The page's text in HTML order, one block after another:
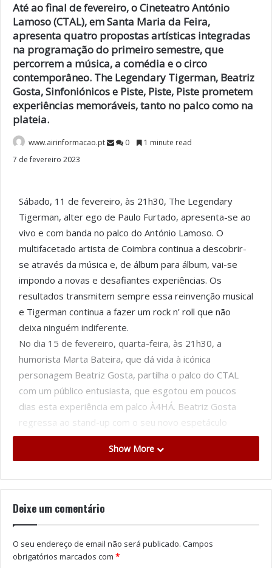
Até ao final de fevereiro, o Cineteatro António
Lamoso (CTAL), em Santa Maria da Feira,
apresenta quatro propostas artísticas integradas
na programação do primeiro semestre, que
percorrem a música, a comédia e o circo
contemporâneo. The Legendary Tigerman, Beatriz
Gosta, Sinfoniónicos e Piste, Piste, Piste prometem
experiências memoráveis, tanto no palco como na
plateia.
www.airinformacao.pt 0
1 minute read
7 de fevereiro 2023
Sábado, 11 de fevereiro, às 21h30, The Legendary
Tigerman, alter ego de Paulo Furtado, apresenta-se ao
vivo e com banda no palco do António Lamoso. O
multifacetado artista de Coimbra continua a descobrir-
se através da música e, de álbum para álbum, vai-se
impondo a novas e desafiantes experiências. Os
resultados transmitem sempre essa reinvenção musical
e Tigerman continua a fazer um rock n’ roll que não
deixa ninguém indiferente.
No dia 15 de fevereiro, quarta-feira, às 21h30, a
humorista Marta Bateira, que dá vida à icónica
personagem Beatriz Gosta, partilha o palco do CTAL
com um público entusiasta, que esgotou em poucos
dias esta experiência em palco À4HÁ. Beatriz Gosta
regressa ao stand-up com o seu novo espetáculo
Resort, “depois de dois anos de pandemia, de amores
e desamores, de gerar e parir uma criança, de virar
A 19 de fevereiro, domingo, o CTAL apresenta, às
Jovens de Santa Maria da Feira. O espetáculo “A
História de Babar e Outros Elefantes” resgata a
Show More
Deixe um comentário
O seu endereço de email não será publicado. Campos
obrigatórios marcados com *